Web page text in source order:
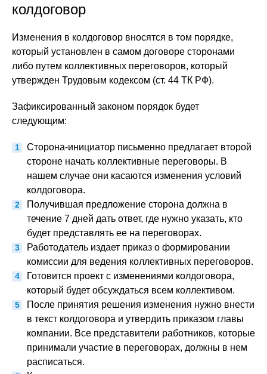
колдоговор
Изменения в колдоговор вносятся в том порядке,
который установлен в самом договоре сторонами
либо путем коллективных переговоров, который
утвержден Трудовым кодексом (ст. 44 ТК РФ).
Зафиксированный законом порядок будет
следующим:
Сторона-инициатор письменно предлагает второй
стороне начать коллективные переговоры. В
нашем случае они касаются изменения условий
колдоговора.
Получившая предложение сторона должна в
течение 7 дней дать ответ, где нужно указать, кто
будет представлять ее на переговорах.
Работодатель издает приказ о формировании
комиссии для ведения коллективных переговоров.
Готовится проект с изменениями колдоговора,
который будет обсуждаться всем коллективом.
После принятия решения изменения нужно внести
в текст колдоговора и утвердить приказом главы
компании. Все представители работников, которые
принимали участие в переговорах, должны в нем
расписаться.